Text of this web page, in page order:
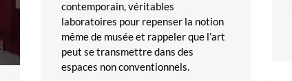
contemporain, véritables
laboratoires pour repenser la notion
même de musée et rappeler que l’art
peut se transmettre dans des
espaces non conventionnels.